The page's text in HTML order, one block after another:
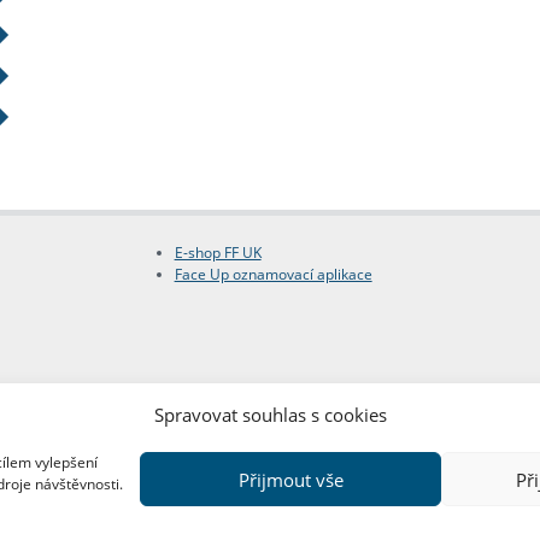
Spravovat souhlas s cookies
vylepšení
návštěvnosti.
Přijmout vše
E-shop FF UK
Face Up oznamovací aplikace